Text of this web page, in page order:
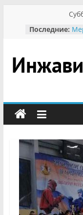
содержимому
Последние:
В
сельский
портал